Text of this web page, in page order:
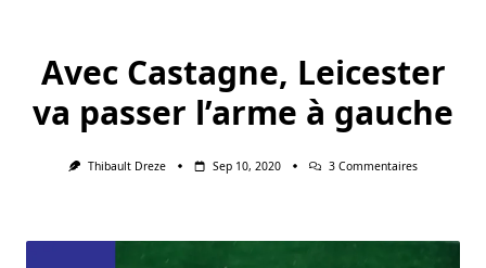
Avec Castagne, Leicester
va passer l’arme à gauche
Thibault Dreze Sep 10, 2020 3 CommentairesSur
Passer